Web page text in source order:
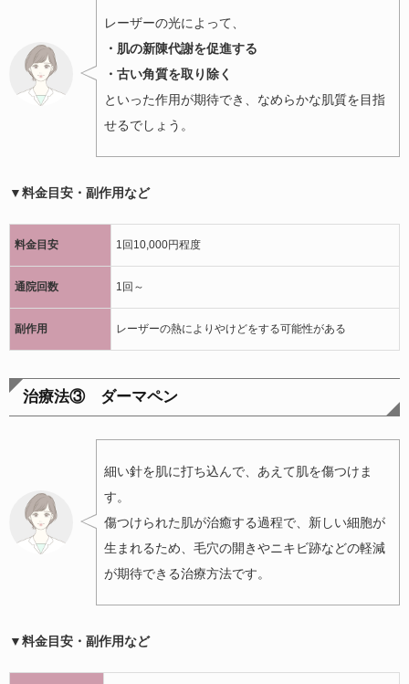
レーザーの光によって、
・肌の新陳代謝を促進する
・古い角質を取り除く
といった作用が期待でき、なめらかな肌質を目指
せるでしょう。
▼料金目安・副作用など
料金目安 1回10,000円程度
通院回数 1回～
副作用 レーザーの熱によりやけどをする可能性がある
治療法③ ダーマペン
細い針を肌に打ち込んで、あえて肌を傷つけま
す。
傷つけられた肌が治癒する過程で、新しい細胞が
生まれるため、毛穴の開きやニキビ跡などの軽減
が期待できる治療方法です。
▼料金目安・副作用など